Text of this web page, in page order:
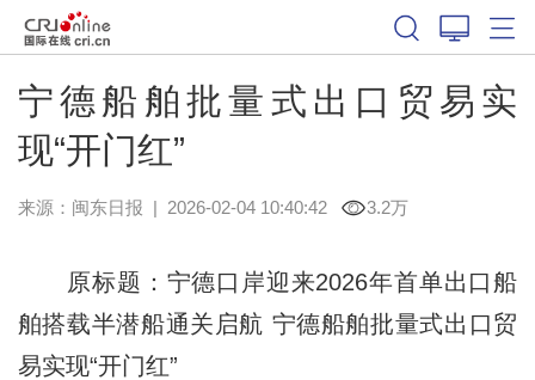
宁德船舶批量式出口贸易实
现“开门红”
来源： 闽东日报 | 2026-02-04 10:40:42 3.2万
原标题：宁德口岸迎来2026年首单出口船
舶搭载半潜船通关启航 宁德船舶批量式出口贸
易实现“开门红”